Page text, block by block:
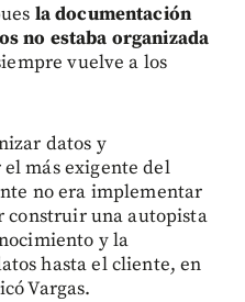
la documentación
no estaba organizada
vuelve a los
datos y
más exigente del
no era implementar
construir una autopista
y la
hasta el cliente, en
Vargas.